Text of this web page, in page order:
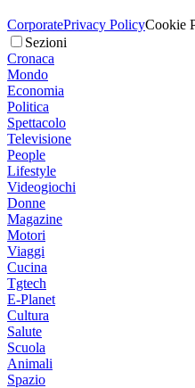
CorporatePrivacy PolicyCookie
Sezioni
Cronaca
Mondo
Economia
Politica
Spettacolo
Televisione
People
Lifestyle
Videogiochi
Donne
Magazine
Motori
Viaggi
Cucina
Tgtech
E-Planet
Cultura
Salute
Scuola
Animali
Spazio